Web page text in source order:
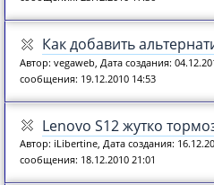
Как добавить
Автор: vegaweb, Дата создания:
сообщения: 19.12.2010 14:53
Lenovo S12 жутко
Автор: iLibertine, Дата создания:
сообщения: 18.12.2010 21:01